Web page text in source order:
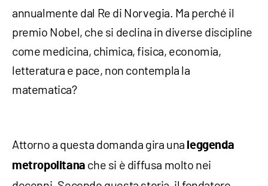
annualmente dal Re di Norvegia. Ma perché il
premio Nobel, che si declina in diverse discipline
come medicina, chimica, fisica, economia,
letteratura e pace, non contempla la
matematica?
Attorno a questa domanda gira una leggenda
metropolitana che si è diffusa molto nei